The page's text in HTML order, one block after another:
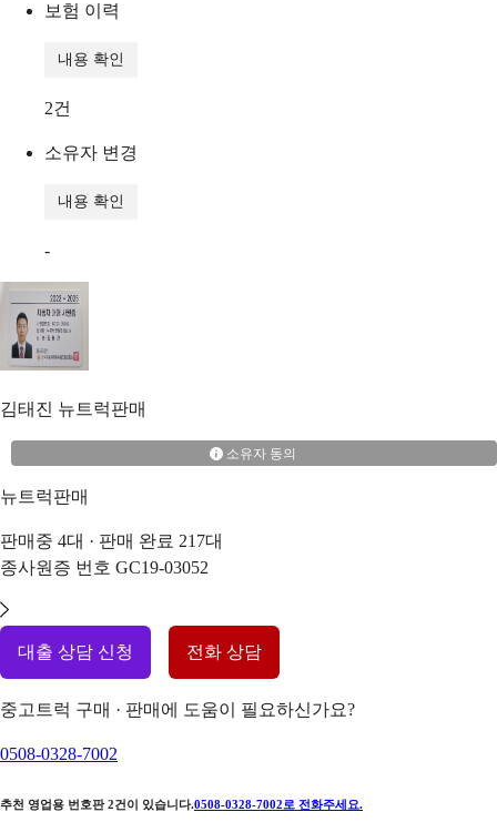
보험 이력
내용 확인
2건
소유자 변경
내용 확인
-
김태진 뉴트럭판매
소유자 동의
뉴트럭판매
판매중 4대 · 판매 완료 217대
종사원증 번호 GC19-03052
대출 상담 신청 전화 상담
중고트럭 구매 · 판매에 도움이 필요하신가요?
0508-0328-7002
추천 영업용 번호판 2건이 있습니다.0508-0328-7002 로 전화주세요.